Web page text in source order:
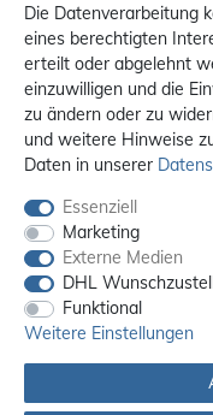
Die Datenverarbeitung
eines berechtigten
erteilt oder abgelehnt
einzuwilligen und die
zu ändern oder zu
und weitere Hinweise
Daten in unserer
Essenziell
Marketing
Externe Medien
DHL
Funktional
Weitere Einstellungen